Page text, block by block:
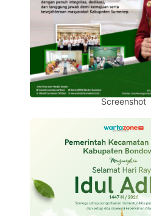
Screenshot